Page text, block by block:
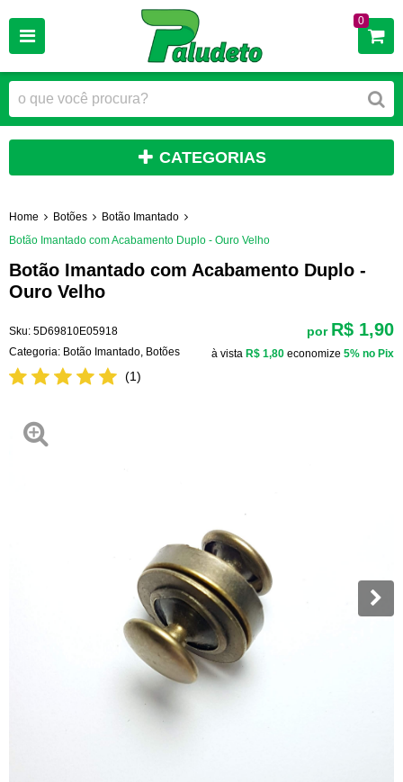
0
CATEGORIAS
Home Botões
Botão Imantado
Botão Imantado com Acabamento Duplo - Ouro Velho
Botão Imantado com Acabamento Duplo -
Ouro Velho
Sku: 5D69810E05918
Categoria: Botão Imantado Botões
(1)
por R$ 1,90
à vista R$ 1,80 economize 5% no Pix